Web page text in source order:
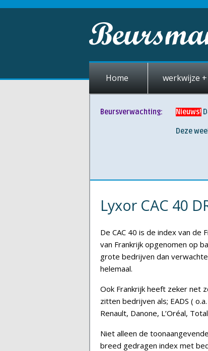
Home werkwijze
Beursverwachting: Nieuws!
Deze
Lyxor CAC 40
De CAC 40 is de index van de
van Frankrijk opgenomen op
grote bedrijven dan
helemaal.
Ook Frankrijk heeft zeker net
zitten bedrijven als; EADS (
Renault, Danone, L’Oréal,
Niet alleen de
breed gedragen index met